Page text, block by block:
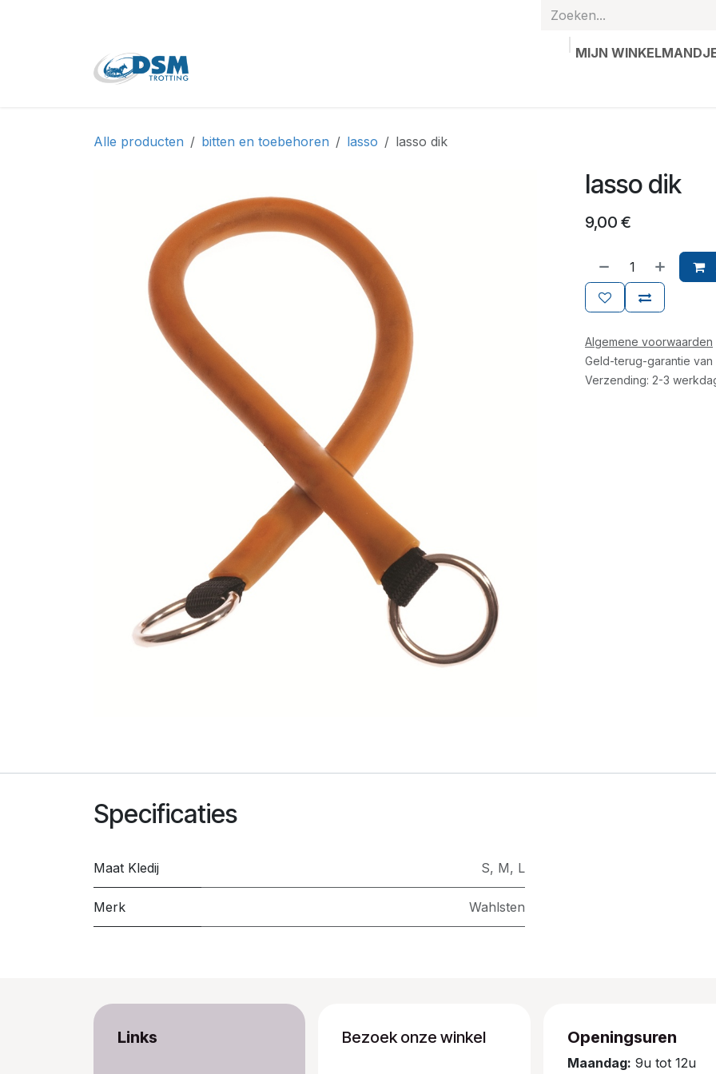
MIJN
Alle producten bitten en toebehoren lasso lasso dik
lasso dik
9,00 €
Algemene voorwaarden
Geld-terug-garantie van
Verzending: 2-3
Specificaties
Maat Kledij S, M, L
Merk Wahlsten
Links Bezoek onze winkel Openingsuren
Maandag: 9u tot 12u